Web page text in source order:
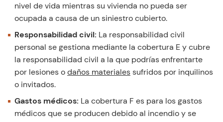
nivel de vida mientras su vivienda no pueda ser
ocupada a causa de un siniestro cubierto.
Responsabilidad civil: La responsabilidad civil
personal se gestiona mediante la cobertura E y cubre
la responsabilidad civil a la que podrías enfrentarte
por lesiones odaños materialessufridos por inquilinos
o invitados.
Gastos médicos: La cobertura F es para los gastos
médicos que se producen debido al incendio y se